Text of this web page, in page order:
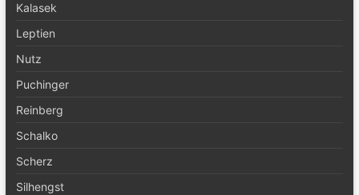
Kalasek
Leptien
Nutz
Puchinger
Reinberg
Schalko
Scherz
Silhengst